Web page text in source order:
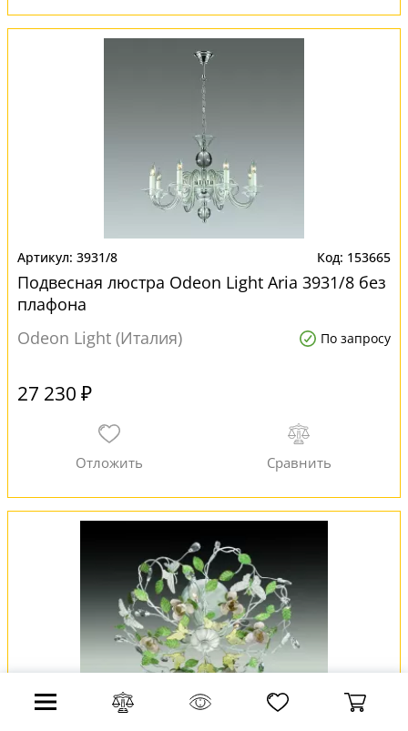
3931/8 153665
Подвесная люстра Odeon Light Aria 3931/8 без
плафона
Odeon Light (Италия)
По запросу
27 230 ₽